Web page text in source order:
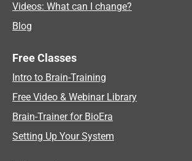
Videos: What can I change?
Blog
Free Classes
Intro to Brain-Training
Free Video & Webinar Library
Brain-Trainer for BioEra
Setting Up Your System